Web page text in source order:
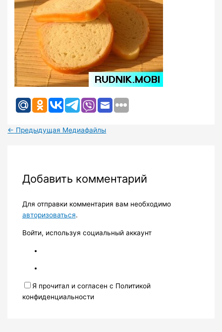
← Предыдущая Медиафайлы
Добавить комментарий
Для отправки комментария вам необходимо
авторизоваться.
Войти, используя социальный аккаунт
Я прочитал и согласен с Политикой
конфиденциальности